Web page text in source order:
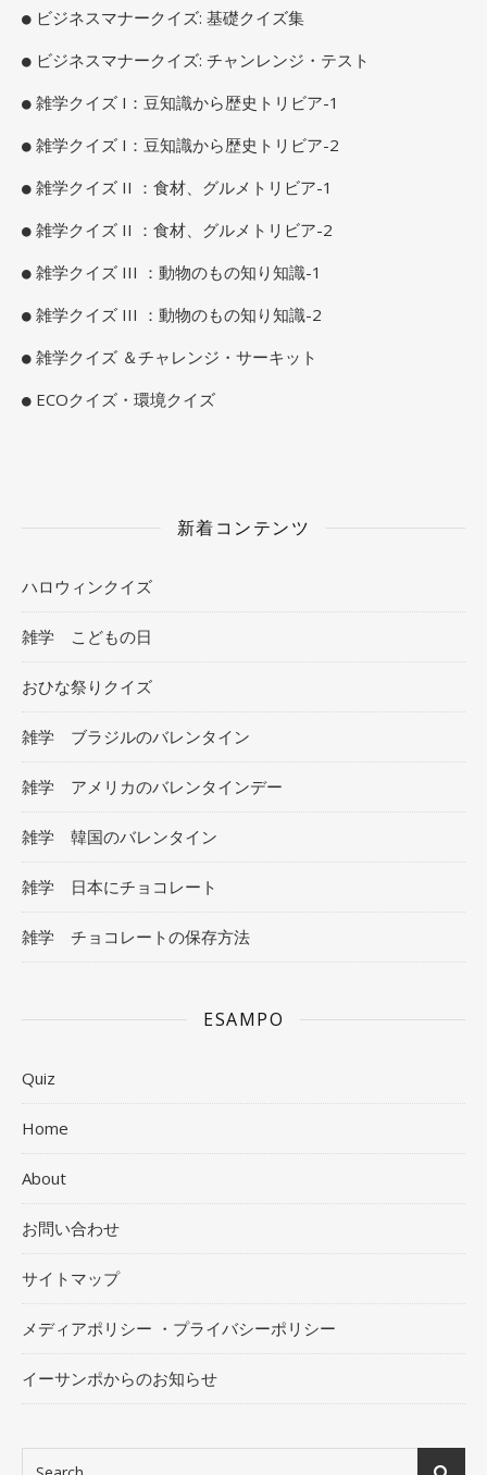
ビジネスマナークイズ: 基礎クイズ集
ビジネスマナークイズ: チャンレンジ・テスト
雑学クイズ I：豆知識から歴史トリビア-1
雑学クイズ I：豆知識から歴史トリビア-2
雑学クイズ II ：食材、グルメトリビア-1
雑学クイズ II ：食材、グルメトリビア-2
雑学クイズ III ：動物のもの知り知識-1
雑学クイズ III ：動物のもの知り知識-2
雑学クイズ ＆チャレンジ・サーキット
ECOクイズ・環境クイズ
新着コンテンツ
ハロウィンクイズ
雑学 こどもの日
おひな祭りクイズ
雑学 ブラジルのバレンタイン
雑学 アメリカのバレンタインデー
雑学 韓国のバレンタイン
雑学 日本にチョコレート
雑学 チョコレートの保存方法
ESAMPO
Quiz
Home
About
お問い合わせ
サイトマップ
メディアポリシー ・プライバシーポリシー
イーサンポからのお知らせ